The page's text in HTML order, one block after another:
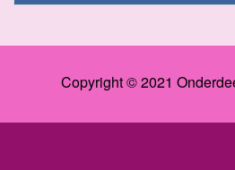
Copyright © 2021